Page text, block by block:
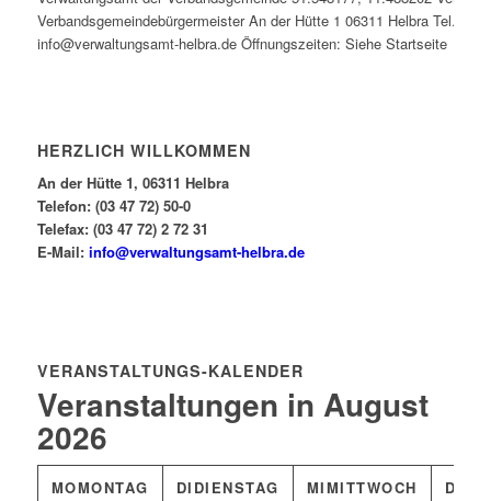
Verbandsgemeindebürgermeister An der Hütte 1 06311 Helbra Tel.:
info@verwaltungsamt-helbra.de Öffnungszeiten: Siehe Startseite
HERZLICH WILLKOMMEN
An der Hütte 1, 06311 Helbra
Telefon: (03 47 72) 50-0
Telefax: (03 47 72) 2 72 31
E-Mail: info@verwaltungsamt-helbra.de
VERANSTALTUNGS-KALENDER
Veranstaltungen in August
2026
MOMONTAG DI DIENSTAG MIMITTWOCH DO